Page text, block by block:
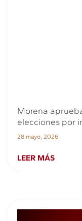
Morena
elecciones por
28 mayo, 2026
LEER MÁS